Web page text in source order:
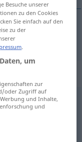
,darüber
Besuche unserer
zu den Cookies
Sie einfach auf den
zu der
.
um
zur
oder Zugriff auf
und Inhalte,
und